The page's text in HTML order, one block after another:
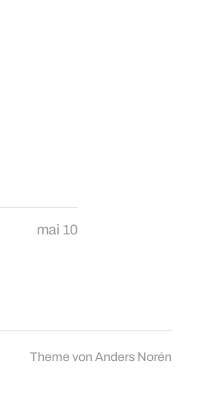
mai 10
Theme von Anders Norén